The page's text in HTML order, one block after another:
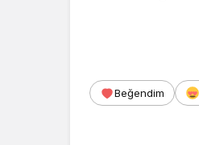
Beğendim